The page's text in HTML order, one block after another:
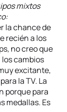
mixtos
la chance de
recién a los
no creo que
cambios
excitante,
la TV. La
porque para
medallas. Es